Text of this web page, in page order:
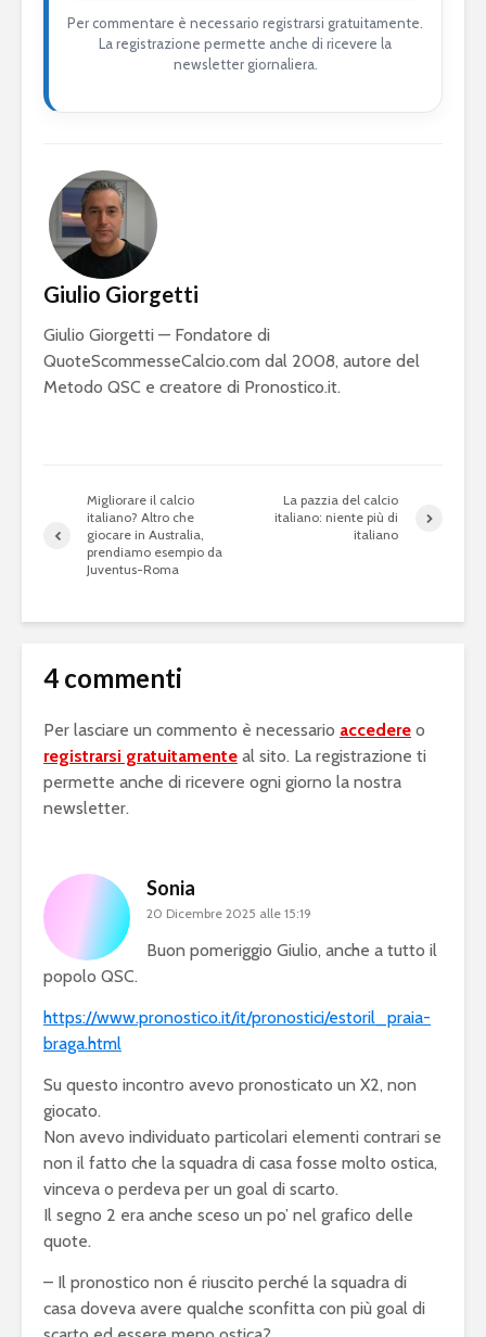
Per commentare è necessario registrarsi gratuitamente.
La registrazione permette anche di ricevere la
newsletter giornaliera.
Giulio Giorgetti
Giulio Giorgetti — Fondatore di
QuoteScommesseCalcio.com dal 2008, autore del
Metodo QSC e creatore di Pronostico.it.
Migliorare il calcio
italiano? Altro che
giocare in Australia,
prendiamo esempio da
Juventus-Roma
La pazzia del calcio
italiano: niente più di
italiano
4 commenti
Per lasciare un commento è necessario accedere o
registrarsi gratuitamente al sito. La registrazione ti
permette anche di ricevere ogni giorno la nostra
newsletter.
Sonia
20 Dicembre 2025 alle 15:19
Buon pomeriggio Giulio, anche a tutto il
popolo QSC.
https://www.pronostico.it/it/pronostici/estoril_praia-
braga.html
Su questo incontro avevo pronosticato un X2, non
giocato.
Non avevo individuato particolari elementi contrari se
non il fatto che la squadra di casa fosse molto ostica,
vinceva o perdeva per un goal di scarto.
Il segno 2 era anche sceso un po’ nel grafico delle
quote.
– Il pronostico non é riuscito perché la squadra di
casa doveva avere qualche sconfitta con più goal di